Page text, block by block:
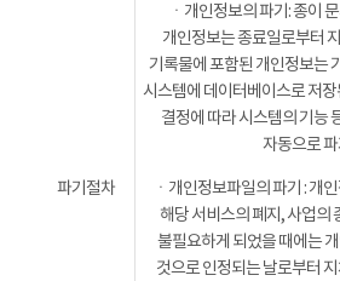
파기절차
ㆍ개인정보의 파기: 종이
개인정보는 종료일로부터
기록물에 포함된 개인정보는
시스템에 데이터베이스로 저
결정에 따라 시스템의 기능
자동으로
ㆍ개인정보파일의 파기 : 개
해당 서비스의 폐지, 사업의
불필요하게 되었을 때에는
것으로 인정되는 날로부터